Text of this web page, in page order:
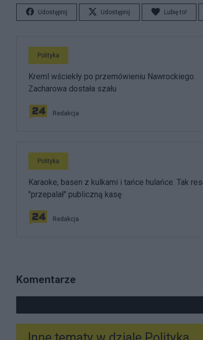
Udostępnij Udostępnij Lubię to!
Polityka
Kreml wściekły po przemówieniu Nawrockiego.
Zacharowa dostała szału
Redakcja
Polityka
Karaoke, basen z kulkami i tańce hulańce. Tak
"przepalał" publiczną kasę
Redakcja
Komentarze